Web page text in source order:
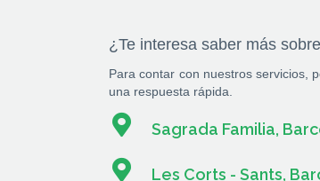
¿Te interesa saber más
Para contar con nuestros servicios,
una respuesta rápida.
Sagrada Familia,
Les Corts - Sants,